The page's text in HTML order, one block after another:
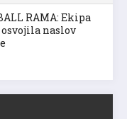
RAMA: Ekipa
naslov